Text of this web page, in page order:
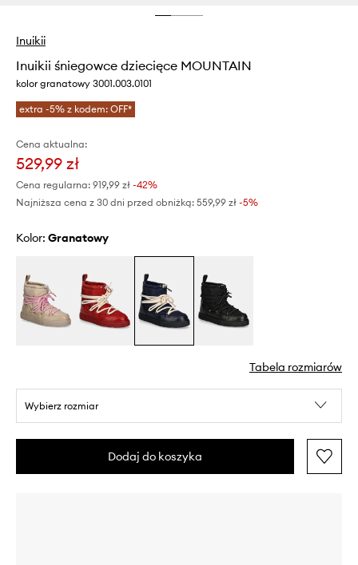
Inuikii
Inuikii śniegowce dziecięce MOUNTAIN
kolor granatowy 3001.003.0101
extra -5% z kodem: OFF*
Cena aktualna:
529,99 zł
Cena regularna: 919,99 zł -42%
Najniższa cena z 30 dni przed obniżką: 559,99 zł -5%
Kolor: granatowy
Tabela rozmiarów
Wybierz rozmiar
Dodaj do koszyka